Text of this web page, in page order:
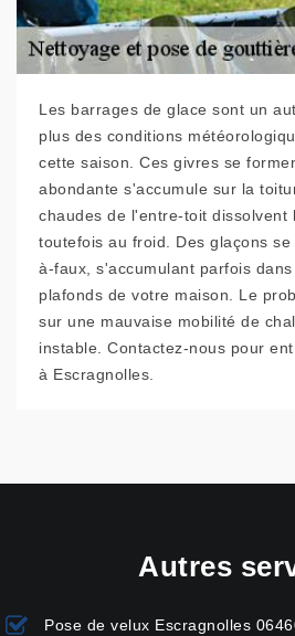
Les barrages de glace sont un
plus des conditions
cette saison. Ces givres se
abondante s'accumule sur la
chaudes de l'entre-toit dissolvent
toutefois au froid. Des glaçons
à-faux, s'accumulant parfois
plafonds de votre maison. Le
sur une mauvaise mobilité de
instable. Contactez-nous pour
à Escragnolles.
Autres
Pose de velux Escragnolles